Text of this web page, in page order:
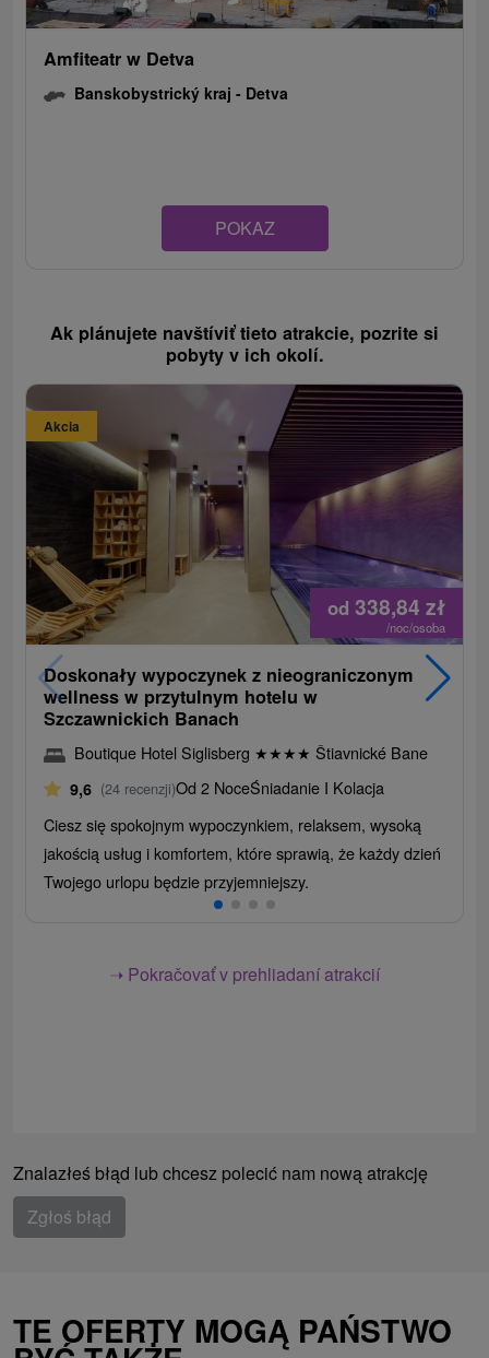
Amfiteatr w Detva
Banskobystrický kraj - Detva
POKAZ
Ak plánujete navštíviť tieto atrakcie, pozrite si
pobyty v ich okolí.
Akcia
od 338,84zł
/noc/osoba
Doskonały wypoczynek z nieograniczonym
wellness w przytulnym hotelu w
Szczawnickich Banach
Boutique Hotel Siglisberg ★★★★ Štiavnické Bane
9,6 (24 recenzji)Od 2 NoceŚniadanie I Kolacja
Ciesz się spokojnym wypoczynkiem, relaksem, wysoką
jakością usług i komfortem, które sprawią, że każdy dzień
Twojego urlopu będzie przyjemniejszy.
➝ Pokračovať v prehliadaní atrakcií
Znalazłeś błąd lub chcesz polecić nam nową atrakcję
Zgłoś błąd
TE OFERTY MOGĄ PAŃSTWO